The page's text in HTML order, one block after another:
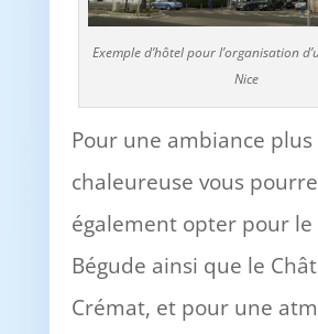
Exemple d’hôtel pour l’organisation
Nice
Pour une ambiance plus
chaleureuse vous
également opter pour le
Bégude ainsi que le
Crémat, et pour une